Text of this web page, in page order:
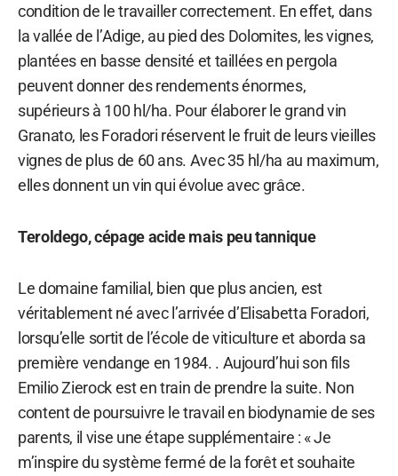
condition de le travailler correctement. En effet, dans
la vallée de l’Adige, au pied des Dolomites, les vignes,
plantées en basse densité et taillées en pergola
peuvent donner des rendements énormes,
supérieurs à 100 hl/ha. Pour élaborer le grand vin
Granato, les Foradori réservent le fruit de leurs vieilles
vignes de plus de 60 ans. Avec 35 hl/ha au maximum,
elles donnent un vin qui évolue avec grâce.
Teroldego, cépage acide mais peu tannique
Le domaine familial, bien que plus ancien, est
véritablement né avec l’arrivée d’Elisabetta Foradori,
lorsqu’elle sortit de l’école de viticulture et aborda sa
première vendange en 1984. . Aujourd’hui son fils
Emilio Zierock est en train de prendre la suite. Non
content de poursuivre le travail en biodynamie de ses
parents, il vise une étape supplémentaire : « Je
m’inspire du système fermé de la forêt et souhaite